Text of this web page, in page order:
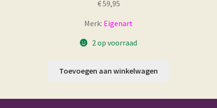
€59,95
Merk: Eigenart
2 op voorraad
Toevoegen aan winkelwagen